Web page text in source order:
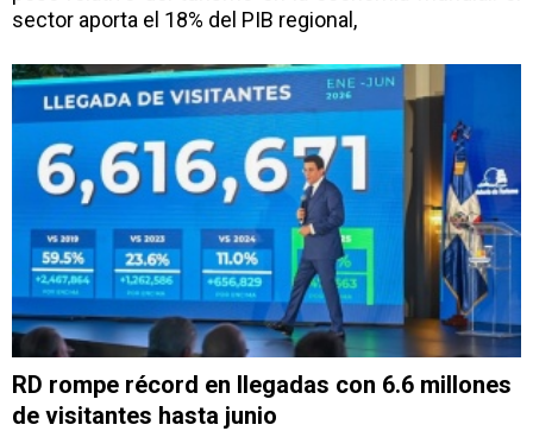
sector aporta el 18% del PIB regional,
RD rompe récord en llegadas con 6.6 millones
de visitantes hasta junio